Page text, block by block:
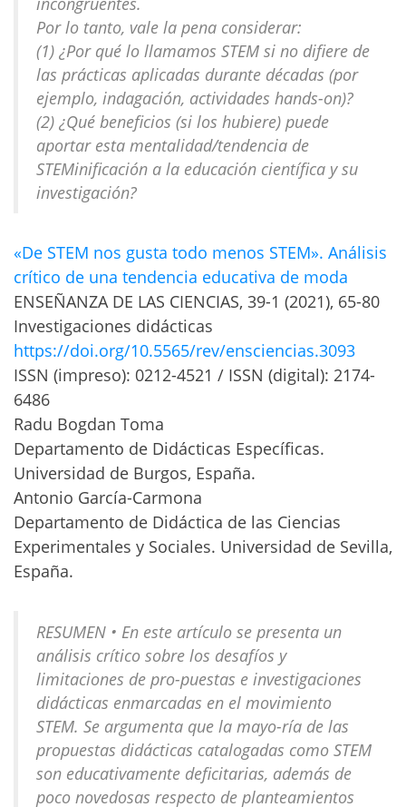
Por lo tanto, vale la pena considerar:
(1) ¿Por qué lo llamamos STEM si no difiere de
las prácticas aplicadas durante décadas (por
ejemplo, indagación, actividades hands-on)?
(2) ¿Qué beneficios (si los hubiere) puede
aportar esta mentalidad/tendencia de
STEMinificación a la educación científica y su
investigación?
«De STEM nos gusta todo menos STEM». Análisis
crítico de una tendencia educativa de moda
ENSEÑANZA DE LAS CIENCIAS, 39-1 (2021), 65-80
Investigaciones didácticas
https://doi.org/10.5565/rev/ensciencias.3093
ISSN (impreso): 0212-4521 / ISSN (digital): 2174-
6486
Radu Bogdan Toma
Departamento de Didácticas Específicas.
Universidad de Burgos, España.
Antonio García-Carmona
Departamento de Didáctica de las Ciencias
Experimentales y Sociales. Universidad de Sevilla,
España.
RESUMEN • En este artículo se presenta un
análisis crítico sobre los desafíos y
limitaciones de pro-puestas e investigaciones
didácticas enmarcadas en el movimiento
STEM. Se argumenta que la mayo-ría de las
propuestas didácticas catalogadas como STEM
son educativamente deficitarias, además de
poco novedosas respecto de planteamientos